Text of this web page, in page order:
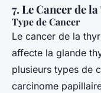
7. Le Cancer de
Type de Cancer
Le cancer de la
affecte la glande
plusieurs types de
carcinome